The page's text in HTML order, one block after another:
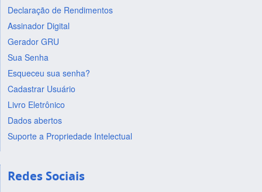
Declaração de Rendimentos
Assinador Digital
Gerador GRU
Sua Senha
Esqueceu sua senha?
Cadastrar Usuário
Livro Eletrônico
Dados abertos
Suporte a Propriedade Intelectual
Redes Sociais